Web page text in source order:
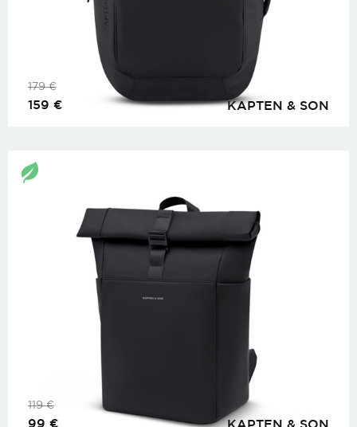
KAPTEN & SON
179€
159 €
KAPTEN & SON
119€
99 €